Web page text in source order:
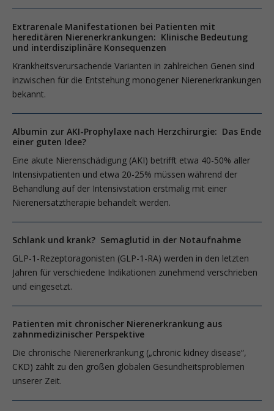
Extrarenale Manifestationen bei Patienten mit
hereditären Nierenerkrankungen: Klinische Bedeutung
und interdisziplinäre Konsequenzen
Krankheitsverursachende Varianten in zahlreichen Genen sind
inzwischen für die Entstehung monogener Nierenerkrankungen
bekannt.
Albumin zur AKI-Prophylaxe nach Herzchirurgie: Das Ende
einer guten Idee?
Eine akute Nierenschädigung (AKI) betrifft etwa 40-50% aller
Intensivpatienten und etwa 20-25% müssen während der
Behandlung auf der Intensivstation erstmalig mit einer
Nierenersatztherapie behandelt werden.
Schlank und krank? Semaglutid in der Notaufnahme
GLP-1-Rezeptoragonisten (GLP-1-RA) werden in den letzten
Jahren für verschiedene Indikationen zunehmend verschrieben
und eingesetzt.
Patienten mit chronischer Nierenerkrankung aus
zahnmedizinischer Perspektive
Die chronische Nierenerkrankung („chronic kidney disease“,
CKD) zählt zu den großen globalen Gesundheitsproblemen
unserer Zeit.